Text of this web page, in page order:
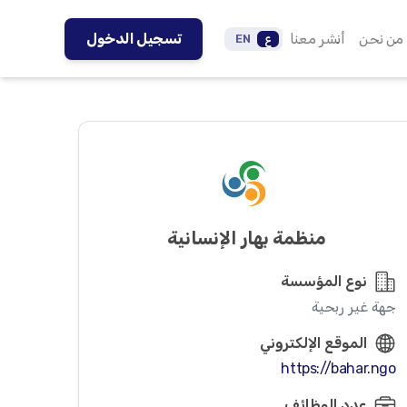
من نحن أنشر معنا ع EN تسجيل الدخول
منظمة بهار الإنسانية
نوع المؤسسة
جهة غير ربحية
الموقع الإلكتروني
https://bahar.ngo